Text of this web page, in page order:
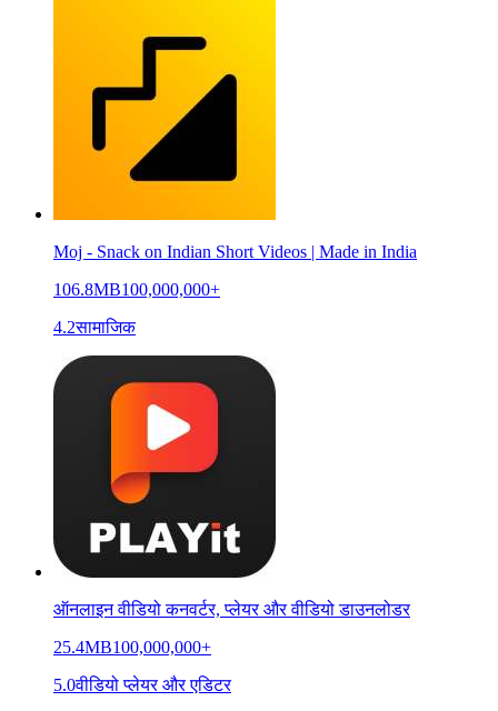
Moj - Snack on Indian Short Videos | Made in India
106.8MB100,000,000+
4.2सामाजिक
ऑनलाइन वीडियो कनवर्टर, प्लेयर और वीडियो डाउनलोडर
25.4MB100,000,000+
5.0वीडियो प्लेयर और एडिटर